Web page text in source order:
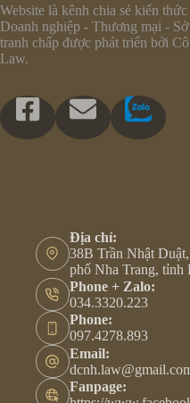
Website là kênh chia sẻ kiến
Doanh nghiệp - Thương mại -
tranh chấp được phát triển bởi
Law.
Địa chỉ:
38B Trần Nhật
phố Nha Trang, tỉnh
Phone + Zalo:
034.3320.223
Phone:
097.4278.893
Email:
Fanpage: